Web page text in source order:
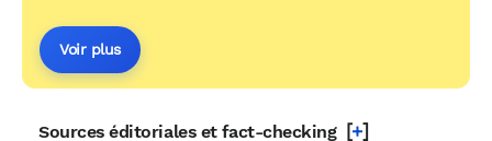
Voir plus
Sources éditoriales et fact-checking [+]